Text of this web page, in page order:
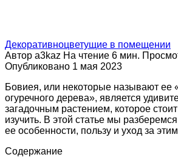
Декоративноцветущие в помещении
Автор a3kaz На чтение 6 мин.
Опубликовано 1 мая 2023
Бовиея, или некоторые называют ее
огуречного дерева», является
загадочным растением, которое
изучить. В этой статье мы
ее особенности, пользу и уход за
Содержание